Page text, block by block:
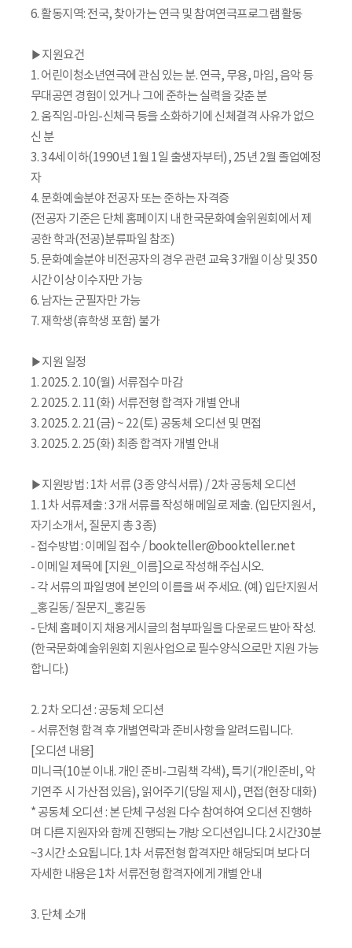
6. 활동지역: 전국, 찾아가는 연극 및 참여연극프로그램 활동
▶지원요건
1. 어린이청소년연극에 관심 있는 분. 연극, 무용, 마임, 음악 등
무대공연 경험이 있거나 그에 준하는 실력을 갖춘 분
2. 움직임-마임-신체극 등을 소화하기에 신체결격 사유가 없으
신 분
3. 34세 이하(1990년 1월 1일 출생자부터), 25년 2월 졸업예정
자
4. 문화예술분야 전공자 또는 준하는 자격증
(전공자 기준은 단체 홈페이지 내 한국문화예술위원회에서 제
공한 학과(전공)분류파일 참조)
5. 문화예술분야 비전공자의 경우 관련 교육 3개월 이상 및 350
시간 이상 이수자만 가능
6. 남자는 군필자만 가능
7. 재학생(휴학생 포함) 불가
▶지원 일정
1. 2025. 2. 10(월) 서류접수 마감
2. 2025. 2. 11(화) 서류전형 합격자 개별 안내
3. 2025. 2. 21(금) ~ 22(토) 공동체 오디션 및 면접
3. 2025. 2. 25(화) 최종 합격자 개별 안내
▶지원방법 : 1차 서류 (3종 양식서류) / 2차 공동체 오디션
1. 1차 서류제출 : 3개 서류를 작성해 메일로 제출. (입단지원서,
자기소개서, 질문지 총 3종)
- 접수방법 : 이메일 접수 / bookteller@bookteller.net
- 이메일 제목에 [지원_이름]으로 작성해 주십시오.
- 각 서류의 파일명에 본인의 이름을 써 주세요. (예) 입단지원서
_홍길동/ 질문지_홍길동
- 단체 홈페이지 채용게시글의 첨부파일을 다운로드 받아 작성.
(한국문화예술위원회 지원사업으로 필수양식으로만 지원 가능
합니다.)
2. 2차 오디션 : 공동체 오디션
- 서류전형 합격 후 개별연락과 준비사항을 알려드립니다.
[오디션 내용]
미니극(10분 이내. 개인 준비-그림책 각색), 특기(개인준비, 악
기연주 시 가산점 있음), 읽어주기(당일 제시), 면접(현장 대화)
* 공동체 오디션 : 본 단체 구성원 다수 참여하여 오디션 진행하
며 다른 지원자와 함께 진행되는 개방 오디션입니다. 2시간30분
~3시간 소요됩니다. 1차 서류전형 합격자만 해당되며 보다 더
자세한 내용은 1차 서류전형 합격자에게 개별 안내
3. 단체 소개